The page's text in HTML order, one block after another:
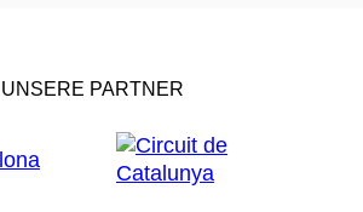
UNSERE PARTNER